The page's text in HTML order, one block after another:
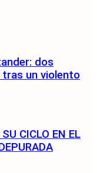
dos
un violento
CICLO EN EL